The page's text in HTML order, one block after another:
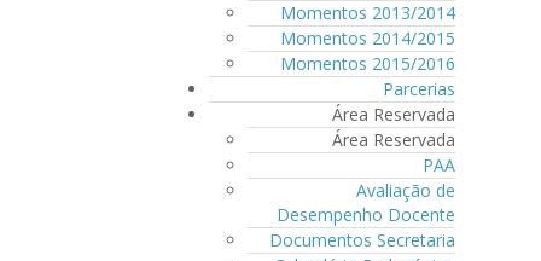
Momentos 2013/2014
Momentos 2014/2015
Momentos 2015/2016
Parcerias
Área Reservada
Área Reservada
PAA
Avaliação de
Desempenho Docente
Documentos Secretaria